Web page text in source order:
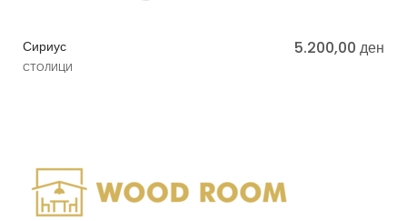
Сириус
СТОЛИЦИ
5.200,00 ден